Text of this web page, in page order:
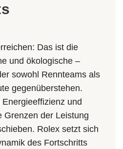
Das ist die
und ökologische –
sowohl Rennteams als
gegenüberstehen.
und
Grenzen der Leistung
Rolex setzt sich
des Fortschritts